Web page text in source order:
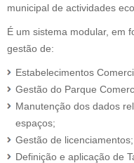
Serviços
Notícias
Área Cliente
Pesquisa
municipal de actividades
É um sistema modular, em
gestão de:
Estabelecimentos
Gestão do Parque
Manutenção dos dados
espaços;
Gestão de licenciamentos;
Definição e aplicação de